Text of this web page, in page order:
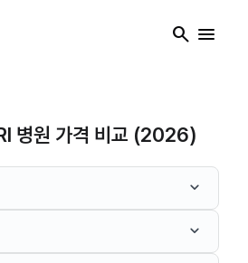
search menu
병원 가격 비교 (2026)
keyboard_arrow_down
keyboard_arrow_down